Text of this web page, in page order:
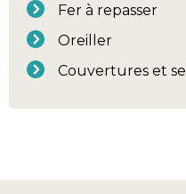
Fer à repasser
Oreiller
Couvertures et